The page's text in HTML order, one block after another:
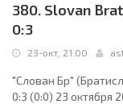
380. Slovan
0:3
23-окт, 21:00
"Слован Бр"
0:3 (0:0) 23 октября